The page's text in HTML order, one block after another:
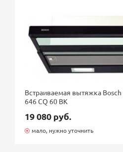
Встраиваемая вытяжка Bosch
646 CQ 60 BK
19 080 руб.
мало, нужно уточнить